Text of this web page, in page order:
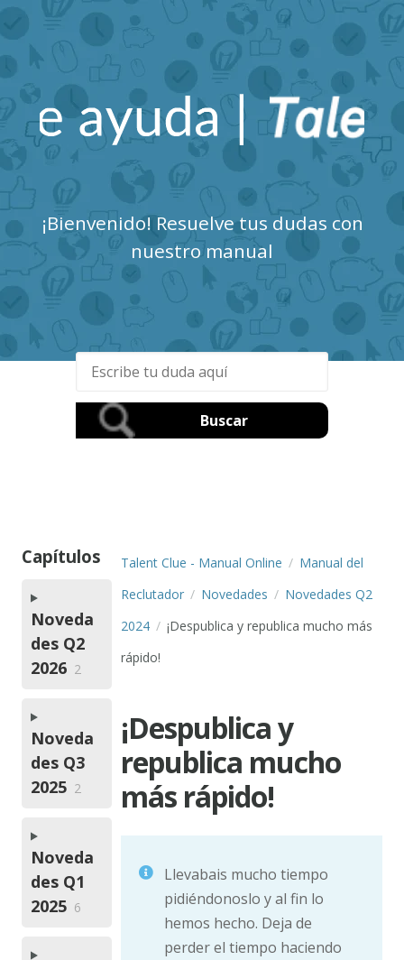
Talent Clue Centro de
Ayuda
¡Bienvenido! Resuelve tus dudas con
nuestro manual
Talent Clue - Manual Online
Manual del
Reclutador
Novedades
Novedades Q2
2024
¡Despublica y republica mucho más
rápido!
¡Despublica y
republica mucho
más rápido!
Llevabais mucho tiempo
pidiéndonoslo y al fin lo
hemos hecho. Deja de
perder el tiempo haciendo
Capítulos
Noveda
des Q2
2026 2
Noveda
des Q3
2025 2
Noveda
des Q1
2025 6